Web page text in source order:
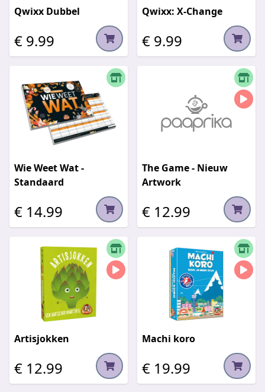
Qwixx Dubbel
€ 9.99
Qwixx: X-Change
€ 9.99
Wie Weet Wat -
Standaard
€ 14.99
The Game - Nieuw
Artwork
€ 12.99
Artisjokken
€ 12.99
Machi koro
€ 19.99